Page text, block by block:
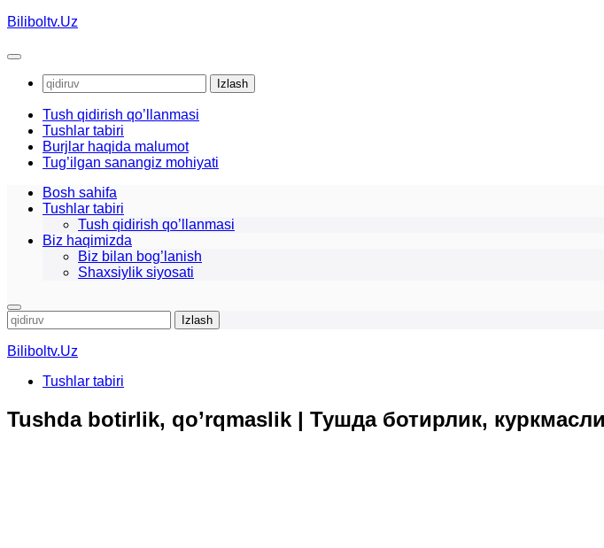
Skip
content
Biliboltv.Uz
Qidirshish:
Tush qidirish qo’llanmasi
Tushlar tabiri
Burjlar haqida malumot
Tug’ilgan sanangiz mohiyati
Bosh sahifa
Tushlar tabiri
Tush qidirish qo’llanmasi
Biz haqimizda
Biz bilan bog’lanish
Shaxsiylik siyosati
Qidirshish:
Biliboltv.Uz
Tushlar tabiri
Tushda botirlik, qo’rqmaslik | Тушда ботирлик,